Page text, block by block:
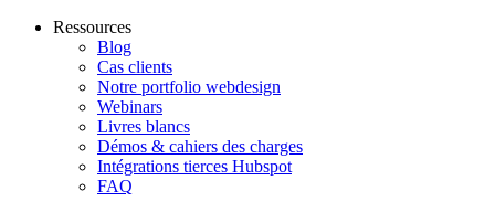
Ressources
Blog
Cas clients
Notre portfolio webdesign
Webinars
Livres blancs
Démos & cahiers des charges
Intégrations tierces Hubspot
FAQ